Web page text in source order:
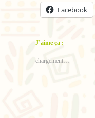
Facebook
J’aime ça :
chargement…